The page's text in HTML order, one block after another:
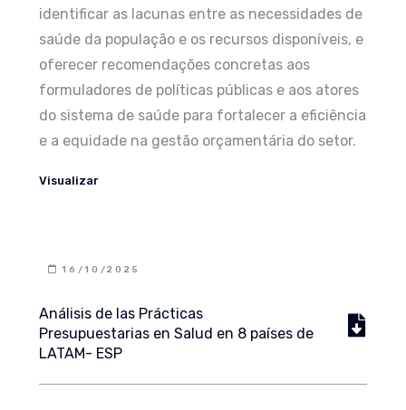
identificar as lacunas entre as necessidades de
saúde da população e os recursos disponíveis, e
oferecer recomendações concretas aos
formuladores de políticas públicas e aos atores
do sistema de saúde para fortalecer a eficiência
e a equidade na gestão orçamentária do setor.
Visualizar
16/10/2025
Análisis de las Prácticas
Presupuestarias en Salud en 8 países de
LATAM- ESP